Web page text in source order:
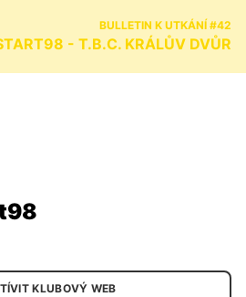
BULLETIN K UTKÁNÍ #42
- T.B.C. KRÁLŮV DVŮR
KLUBOVÝ WEB